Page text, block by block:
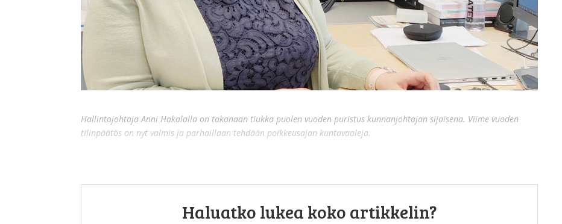
Hallintojohtaja Anni Hakalalla on takanaan tiukka puolen vuoden puristus kunnanjohtajan sijaisena. Viime vuoden
tilinpäätös on nyt valmis ja parhaillaan tehdään poikkeusajan kuntavaaleja.
Haluatko lukea koko artikkelin?